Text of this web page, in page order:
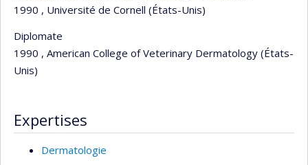
1990 , Université de Cornell (États-Unis)
Diplomate
1990 , American College of Veterinary Dermatology (États-
Unis)
Expertises
Dermatologie